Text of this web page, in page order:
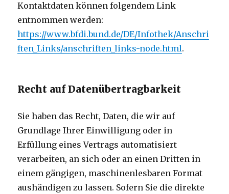
Kontaktdaten können folgendem Link
entnommen werden:
https://www.bfdi.bund.de/DE/Infothek/Anschri
ften_Links/anschriften_links-node.html.
Recht auf Datenübertragbarkeit
Sie haben das Recht, Daten, die wir auf
Grundlage Ihrer Einwilligung oder in
Erfüllung eines Vertrags automatisiert
verarbeiten, an sich oder an einen Dritten in
einem gängigen, maschinenlesbaren Format
aushändigen zu lassen. Sofern Sie die direkte